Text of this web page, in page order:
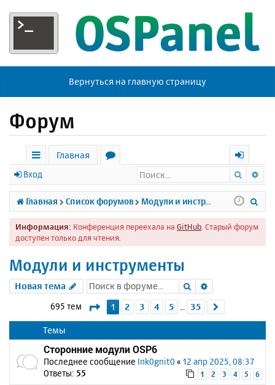
Вернуться на главную страницу
Форум
с
ы
л
к
Главная
р
у
м
х
о
д
Вход Поиск
Главная Список форумов Модули и инструменты
Информация: Конференция переехала на GitHub . Старый форум
доступен только для чтения.
Модули и инструменты
Новая тема Поиск
695 тем Страница1 из 35
1 2 3 4 5 35
Темы
Сторонние модули OSP6
Последнее сообщение Ink0gnit0 « 12 апр 2025, 08:37
Ответы: 55 1 2 3 4 5 6